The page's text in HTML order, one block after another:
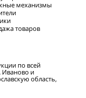
механизмы
товаров
по всей
Иваново и
область,